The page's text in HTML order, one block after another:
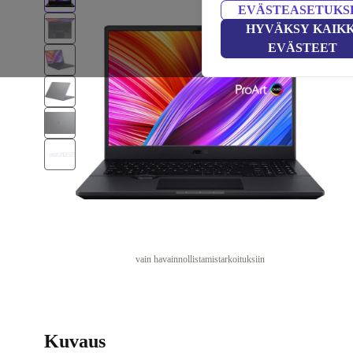
HYVÄKSY
EVÄSTEET
vain havainnollistamistarkoituksiin
Kuvaus